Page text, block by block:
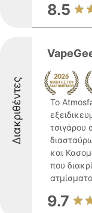
8.5
Διακριθέντες
Το
τσιγάρου
και
που
9.7